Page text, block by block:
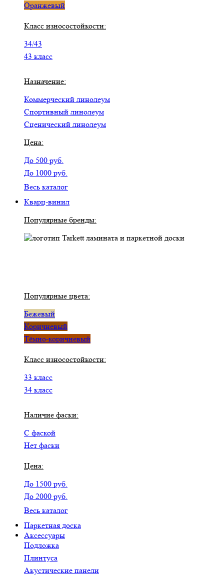
Оранжевый
Класс износостойкости:
34/43
43 класс
Назначение:
Коммерческий линолеум
Спортивный линолеум
Сценический линолеум
Цена:
До 500 руб.
До 1000 руб.
Весь каталог
Кварц-винил
Популярные бренды:
Популярные цвета:
Бежевый
Коричневый
Тёмно-коричневый
Класс износостойкости:
33 класс
34 класс
Наличие фаски:
С фаской
Нет фаски
Цена:
До 1500 руб.
До 2000 руб.
Весь каталог
Паркетная доска
Аксессуары
Подложка
Плинтуса
Акустические панели